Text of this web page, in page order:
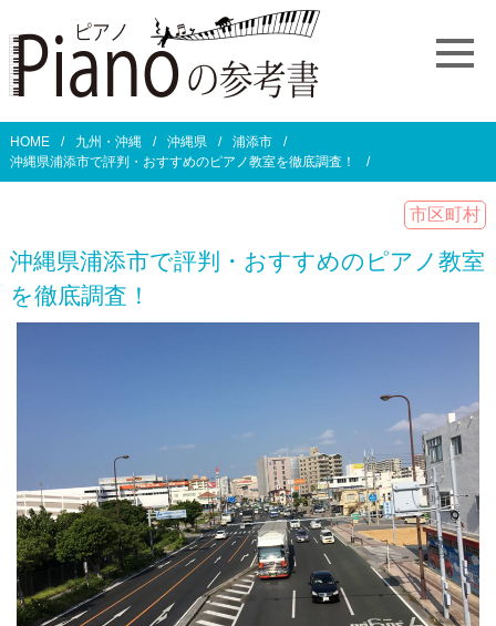
HOME 九州・沖縄 沖縄県
浦添市
沖縄県浦添市で評判・おすすめのピアノ教室を徹底調査！
市区町村
沖縄県浦添市で評判・おすすめのピアノ教室
を徹底調査！